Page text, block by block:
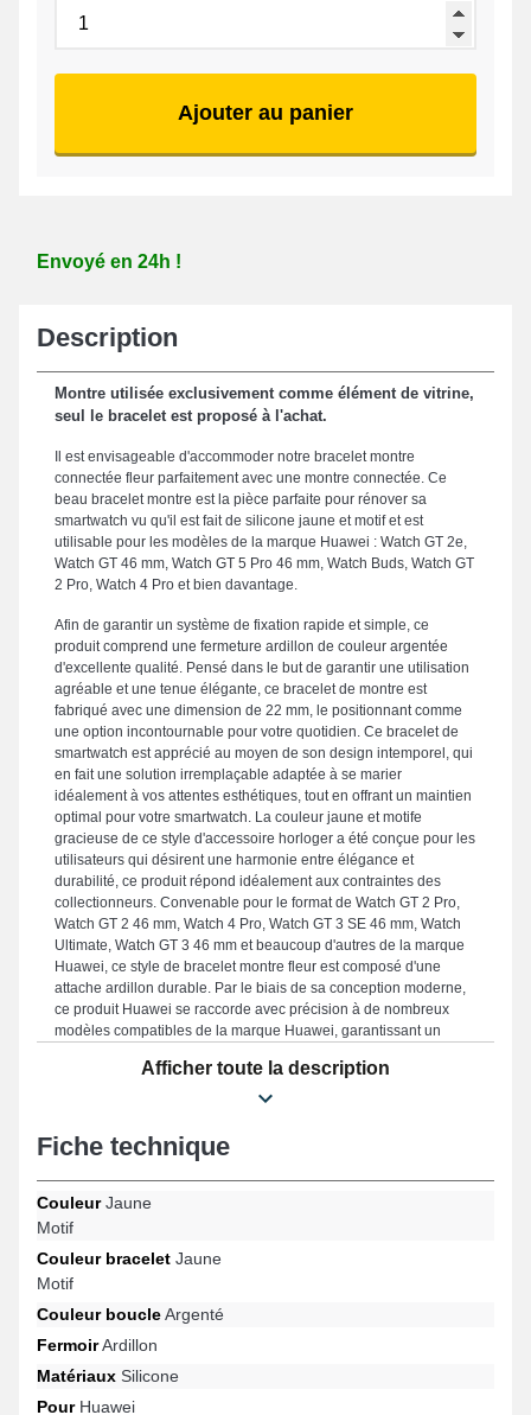
Ajouter au panier
Envoyé en 24h !
Description
Montre utilisée exclusivement comme élément de vitrine,
seul le bracelet est proposé à l'achat.
Il est envisageable d'accommoder notre bracelet montre
connectée fleur parfaitement avec une montre connectée. Ce
beau bracelet montre est la pièce parfaite pour rénover sa
smartwatch vu qu'il est fait de silicone jaune et motif et est
utilisable pour les modèles de la marque Huawei : Watch GT 2e,
Watch GT 46 mm, Watch GT 5 Pro 46 mm, Watch Buds, Watch GT
2 Pro, Watch 4 Pro et bien davantage.
Afin de garantir un système de fixation rapide et simple, ce
produit comprend une fermeture ardillon de couleur argentée
d'excellente qualité. Pensé dans le but de garantir une utilisation
agréable et une tenue élégante, ce bracelet de montre est
fabriqué avec une dimension de 22 mm, le positionnant comme
une option incontournable pour votre quotidien. Ce bracelet de
smartwatch est apprécié au moyen de son design intemporel, qui
en fait une solution irremplaçable adaptée à se marier
idéalement à vos attentes esthétiques, tout en offrant un maintien
optimal pour votre smartwatch. La couleur jaune et motife
gracieuse de ce style d'accessoire horloger a été conçue pour les
utilisateurs qui désirent une harmonie entre élégance et
durabilité, ce produit répond idéalement aux contraintes des
collectionneurs. Convenable pour le format de Watch GT 2 Pro,
Watch GT 2 46 mm, Watch 4 Pro, Watch GT 3 SE 46 mm, Watch
Ultimate, Watch GT 3 46 mm et beaucoup d'autres de la marque
Huawei, ce style de bracelet montre fleur est composé d'une
attache ardillon durable. Par le biais de sa conception moderne,
ce produit Huawei se raccorde avec précision à de nombreux
modèles compatibles de la marque Huawei, garantissant un
Afficher toute la description
Fiche technique
CouleurJaune
Motif
Couleur bracelet Jaune
Motif
Couleur boucleArgenté
FermoirArdillon
Matériaux Silicone
PourHuawei